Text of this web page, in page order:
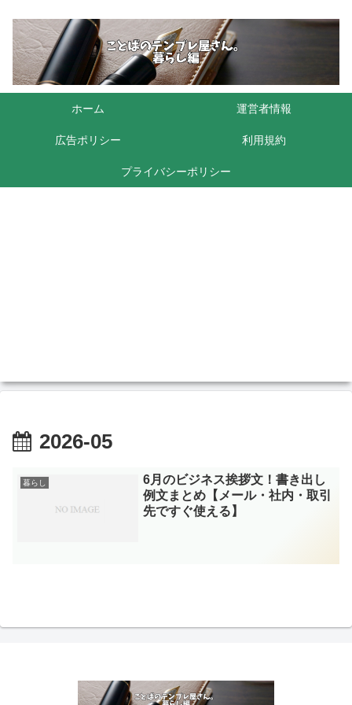
ホーム 運営者情報
広告ポリシー 利用規約
プライバシーポリシー
2026-05
暮らし
6月のビジネス挨拶文！書き出し
例文まとめ【メール・社内・取引
先ですぐ使える】